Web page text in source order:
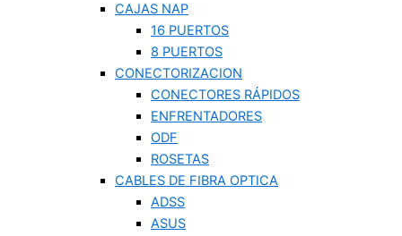
CAJAS NAP
16 PUERTOS
8 PUERTOS
CONECTORIZACION
CONECTORES RÁPIDOS
ENFRENTADORES
ODF
ROSETAS
CABLES DE FIBRA OPTICA
ADSS
ASUS